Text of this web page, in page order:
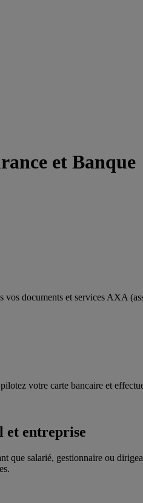
et Banque
documents et services AXA
votre carte bancaire et
et entreprise
que salarié, gestionnaire ou